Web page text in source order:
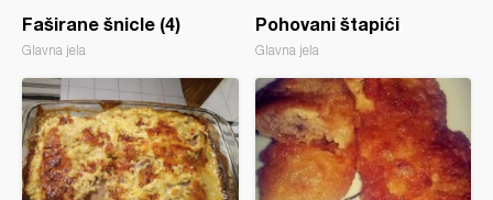
Faširane šnicle (4)
Glavna jela
Pohovani štapići
Glavna jela